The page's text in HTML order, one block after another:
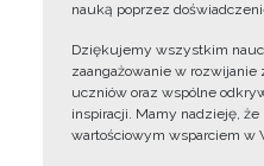
nauką poprzez
Dziękujemy wszystkim
zaangażowanie w rozwijanie
uczniów oraz wspólne
inspiracji. Mamy nadzieję,
wartościowym wsparciem w